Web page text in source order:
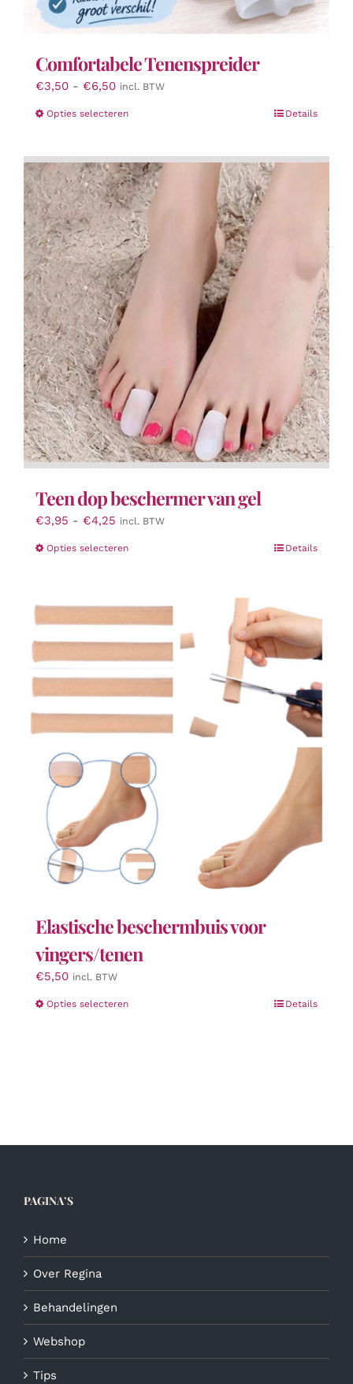
Comfortabele Tenenspreider
€3,50 - €6,50Prijsklasse:
tot
incl. BTW
Opties selecterenDit
meerdere
variaties.
Deze
optie
kan
gekozen
worden
op
de
productpagina
Details
Teen dop beschermer van gel
€3,95 - €4,25 Prijsklasse:
tot
incl. BTW
Opties selecterenDit
productpagina
Details
Elastische beschermbuis voor
vingers/tenen
€5,50 incl. BTW
Opties selecterenDit
gekozen
Details
PAGINA’S
Home
Over Regina
Behandelingen
Webshop
Tips